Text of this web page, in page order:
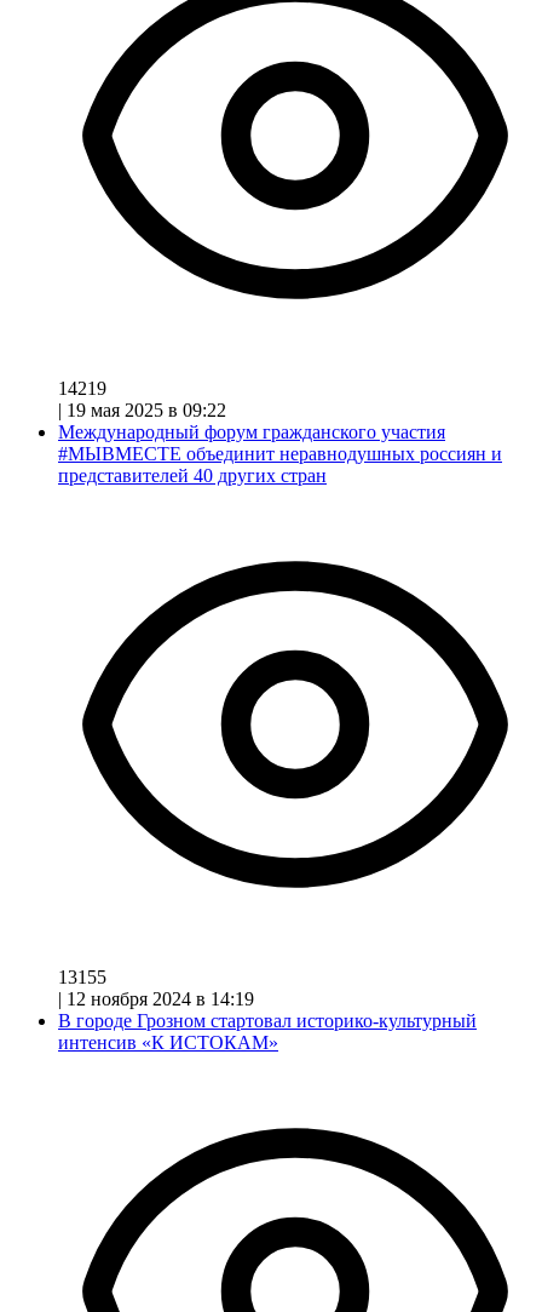
14219
| 19 мая 2025 в 09:22
Международный форум гражданского участия
#МЫВМЕСТЕ объединит неравнодушных россиян и
представителей 40 других стран
13155
| 12 ноября 2024 в 14:19
В городе Грозном стартовал историко-культурный
интенсив «К ИСТОКАМ»